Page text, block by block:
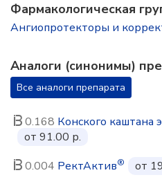
Фармакологическая
Ангиопротекторы и
Аналоги (синонимы)
Все аналоги препарата
0.168 Конского каштана
от 91.00 р.
0.004 РектАктив®
от